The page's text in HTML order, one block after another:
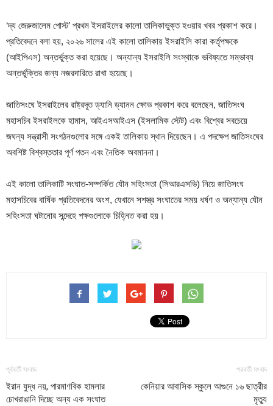
‘দ্য জেরুজালেম পোস্ট’ প্রথম ইসরাইলের কালো তালিকাভুক্ত হওয়ার খবর প্রকাশ করে।
প্রতিবেদনে বলা হয়, ২০২৬ সালের এই কালো তালিকায় ইসরাইলি কারা কর্তৃপক্ষকে
(আইপিএস) অন্তর্ভুক্ত করা হয়েছে। অন্যান্য ইসরাইলি সংস্থাকে ভবিষ্যতে সম্ভাব্য
অন্তর্ভুক্তির জন্য নজরদারিতে রাখা হয়েছে।
জাতিসংঘে ইসরাইলের রাষ্ট্রদূত ড্যানি ড্যানন ক্ষোভ প্রকাশ করে বলেছেন, জাতিসংঘ
মহাসচিব ইসরাইলকে হামাস, আইএসআইএস (ইসলামিক স্টেট) এবং বিশ্বের সবচেয়ে
জঘন্য সন্ত্রাসী সংগঠনগুলোর সঙ্গে একই তালিকায় স্থান দিয়েছেন। এ পদক্ষেপ জাতিসংঘের
অবশিষ্ট বিশ্বস্ততার পূর্ণ পতন এবং নৈতিক অবমাননা।
এই কালো তালিকাটি সংঘাত-সম্পর্কিত যৌন সহিংসতা (সিআরএসভি) নিয়ে জাতিসংঘ
মহাসচিবের বার্ষিক প্রতিবেদনের অংশ, যেখানে সশস্ত্র সংঘাতের সময় ধর্ষণ ও অন্যান্য যৌন
সহিংসতা ঘটানোর সন্দেহে পক্ষগুলোকে চিহ্নিত করা হয়।
পূর্ববর্তী সংবাদ
ইরান যুদ্ধ নয়, পারমাণবিক হামলার
চোখরাঙানি দিচ্ছে অন্য এক সংঘাত
পরবর্তী সংবাদ
কেনিয়ার আবাসিক স্কুলে আগুনে ১৬ ছাত্রীর
মৃত্যু